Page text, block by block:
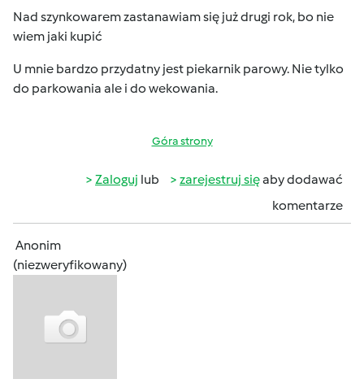
Nad szynkowarem zastanawiam się już drugi rok, bo nie
wiem jaki kupić
U mnie bardzo przydatny jest piekarnik parowy. Nie tylko
do parkowania ale i do wekowania.
Góra strony
Zaloguj lub zarejestruj sięaby dodawać
komentarze
Anonim
(niezweryfikowany)